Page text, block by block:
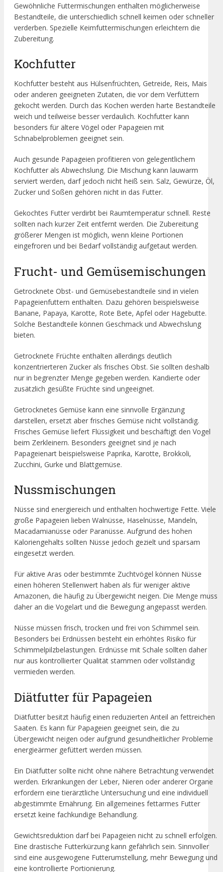
Gewöhnliche Futtermischungen enthalten möglicherweise
Bestandteile, die unterschiedlich schnell keimen oder schneller
verderben. Spezielle Keimfuttermischungen erleichtern die
Zubereitung.
Kochfutter
Kochfutter besteht aus Hülsenfrüchten, Getreide, Reis, Mais
oder anderen geeigneten Zutaten, die vor dem Verfüttern
gekocht werden. Durch das Kochen werden harte Bestandteile
weich und teilweise besser verdaulich. Kochfutter kann
besonders für ältere Vögel oder Papageien mit
Schnabelproblemen geeignet sein.
Auch gesunde Papageien profitieren von gelegentlichem
Kochfutter als Abwechslung. Die Mischung kann lauwarm
serviert werden, darf jedoch nicht heiß sein. Salz, Gewürze, Öl,
Zucker und Soßen gehören nicht in das Futter.
Gekochtes Futter verdirbt bei Raumtemperatur schnell. Reste
sollten nach kurzer Zeit entfernt werden. Die Zubereitung
größerer Mengen ist möglich, wenn kleine Portionen
eingefroren und bei Bedarf vollständig aufgetaut werden.
Frucht- und Gemüsemischungen
Getrocknete Obst- und Gemüsebestandteile sind in vielen
Papageienfuttern enthalten. Dazu gehören beispielsweise
Banane, Papaya, Karotte, Rote Bete, Apfel oder Hagebutte.
Solche Bestandteile können Geschmack und Abwechslung
bieten.
Getrocknete Früchte enthalten allerdings deutlich
konzentrierteren Zucker als frisches Obst. Sie sollten deshalb
nur in begrenzter Menge gegeben werden. Kandierte oder
zusätzlich gesüßte Früchte sind ungeeignet.
Getrocknetes Gemüse kann eine sinnvolle Ergänzung
darstellen, ersetzt aber frisches Gemüse nicht vollständig.
Frisches Gemüse liefert Flüssigkeit und beschäftigt den Vogel
beim Zerkleinern. Besonders geeignet sind je nach
Papageienart beispielsweise Paprika, Karotte, Brokkoli,
Zucchini, Gurke und Blattgemüse.
Nussmischungen
Nüsse sind energiereich und enthalten hochwertige Fette. Viele
große Papageien lieben Walnüsse, Haselnüsse, Mandeln,
Macadamianüsse oder Paranüsse. Aufgrund des hohen
Kaloriengehalts sollten Nüsse jedoch gezielt und sparsam
eingesetzt werden.
Für aktive Aras oder bestimmte Zuchtvögel können Nüsse
einen höheren Stellenwert haben als für weniger aktive
Amazonen, die häufig zu Übergewicht neigen. Die Menge muss
daher an die Vogelart und die Bewegung angepasst werden.
Nüsse müssen frisch, trocken und frei von Schimmel sein.
Besonders bei Erdnüssen besteht ein erhöhtes Risiko für
Schimmelpilzbelastungen. Erdnüsse mit Schale sollten daher
nur aus kontrollierter Qualität stammen oder vollständig
vermieden werden.
Diätfutter für Papageien
Diätfutter besitzt häufig einen reduzierten Anteil an fettreichen
Saaten. Es kann für Papageien geeignet sein, die zu
Übergewicht neigen oder aufgrund gesundheitlicher Probleme
energieärmer gefüttert werden müssen.
Ein Diätfutter sollte nicht ohne nähere Betrachtung verwendet
werden. Erkrankungen der Leber, Nieren oder anderer Organe
erfordern eine tierärztliche Untersuchung und eine individuell
abgestimmte Ernährung. Ein allgemeines fettarmes Futter
ersetzt keine fachkundige Behandlung.
Gewichtsreduktion darf bei Papageien nicht zu schnell erfolgen.
Eine drastische Futterkürzung kann gefährlich sein. Sinnvoller
sind eine ausgewogene Futterumstellung, mehr Bewegung und
eine kontrollierte Portionierung.